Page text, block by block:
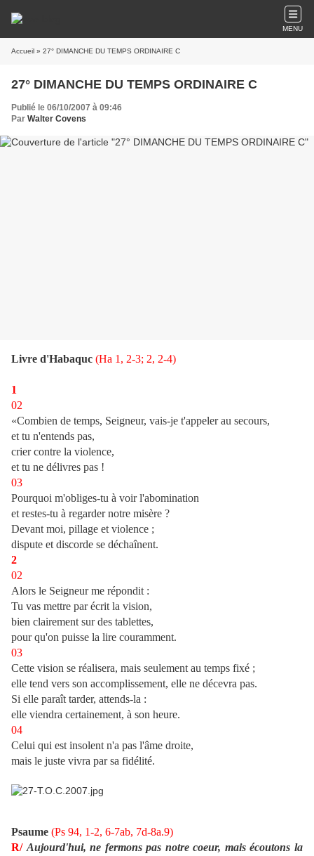
MENU
Accueil » 27° DIMANCHE DU TEMPS ORDINAIRE C
27° DIMANCHE DU TEMPS ORDINAIRE C
Publié le 06/10/2007 à 09:46
Par Walter Covens
Livre d'Habaquc (Ha 1, 2-3; 2, 2-4)
1
02
«Combien de temps, Seigneur, vais-je t'appeler au secours,
et tu n'entends pas,
crier contre la violence,
et tu ne délivres pas !
03
Pourquoi m'obliges-tu à voir l'abomination
et restes-tu à regarder notre misère ?
Devant moi, pillage et violence ;
dispute et discorde se déchaînent.
2
02
Alors le Seigneur me répondit :
Tu vas mettre par écrit la vision,
bien clairement sur des tablettes,
pour qu'on puisse la lire couramment.
03
Cette vision se réalisera, mais seulement au temps fixé ;
elle tend vers son accomplissement, elle ne décevra pas.
Si elle paraît tarder, attends-la :
elle viendra certainement, à son heure.
04
Celui qui est insolent n'a pas l'âme droite,
mais le juste vivra par sa fidélité.
Psaume (Ps 94, 1-2, 6-7ab, 7d-8a.9)
R/ Aujourd'hui, ne fermons pas notre coeur, mais écoutons la